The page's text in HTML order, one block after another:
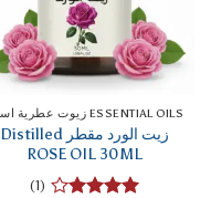
زيت الورد مقطر Distilled
ROSE OIL 30ML
(1)